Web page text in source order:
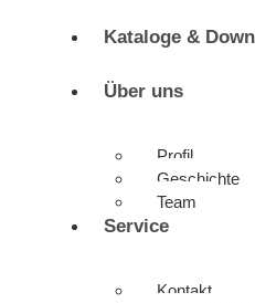
Kataloge &
Über uns
Profil
Geschichte
Team
Service
Kontakt